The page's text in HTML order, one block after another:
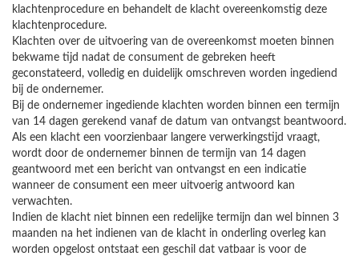
klachtenprocedure en behandelt de klacht overeenkomstig deze
klachtenprocedure.
Klachten over de uitvoering van de overeenkomst moeten binnen
bekwame tijd nadat de consument de gebreken heeft
geconstateerd, volledig en duidelijk omschreven worden ingediend
bij de ondernemer.
Bij de ondernemer ingediende klachten worden binnen een termijn
van 14 dagen gerekend vanaf de datum van ontvangst beantwoord.
Als een klacht een voorzienbaar langere verwerkingstijd vraagt,
wordt door de ondernemer binnen de termijn van 14 dagen
geantwoord met een bericht van ontvangst en een indicatie
wanneer de consument een meer uitvoerig antwoord kan
verwachten.
Indien de klacht niet binnen een redelijke termijn dan wel binnen 3
maanden na het indienen van de klacht in onderling overleg kan
worden opgelost ontstaat een geschil dat vatbaar is voor de